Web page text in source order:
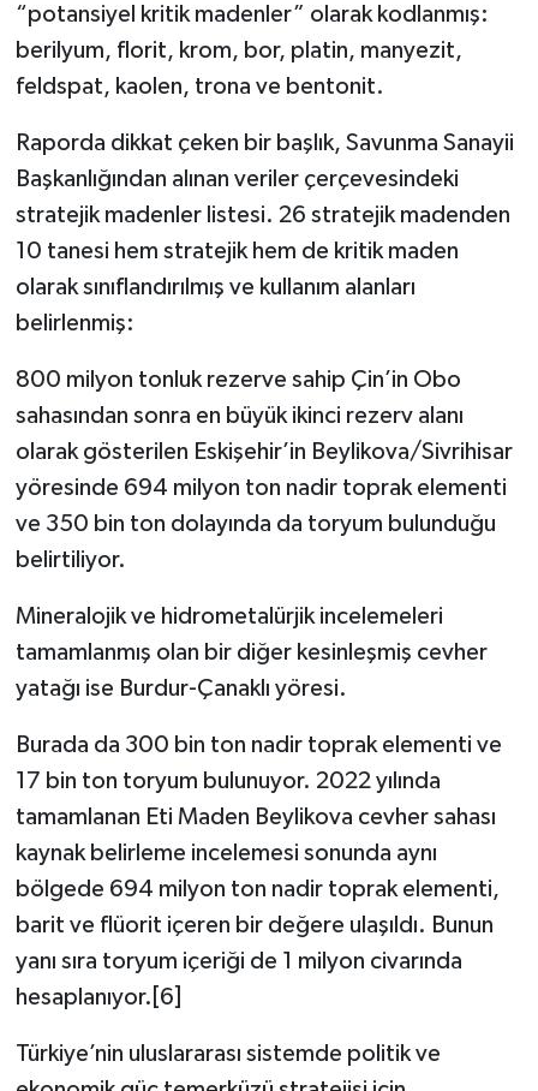
“potansiyel kritik madenler” olarak kodlanmış:
berilyum, florit, krom, bor, platin, manyezit,
feldspat, kaolen, trona ve bentonit.
Raporda dikkat çeken bir başlık, Savunma Sanayii
Başkanlığından alınan veriler çerçevesindeki
stratejik madenler listesi. 26 stratejik madenden
10 tanesi hem stratejik hem de kritik maden
olarak sınıflandırılmış ve kullanım alanları
belirlenmiş:
800 milyon tonluk rezerve sahip Çin’in Obo
sahasından sonra en büyük ikinci rezerv alanı
olarak gösterilen Eskişehir’in Beylikova/Sivrihisar
yöresinde 694 milyon ton nadir toprak elementi
ve 350 bin ton dolayında da toryum bulunduğu
belirtiliyor.
Mineralojik ve hidrometalürjik incelemeleri
tamamlanmış olan bir diğer kesinleşmiş cevher
yatağı ise Burdur-Çanaklı yöresi.
Burada da 300 bin ton nadir toprak elementi ve
17 bin ton toryum bulunuyor. 2022 yılında
tamamlanan Eti Maden Beylikova cevher sahası
kaynak belirleme incelemesi sonunda aynı
bölgede 694 milyon ton nadir toprak elementi,
barit ve flüorit içeren bir değere ulaşıldı. Bunun
yanı sıra toryum içeriği de 1 milyon civarında
hesaplanıyor.[6]
Türkiye’nin uluslararası sistemde politik ve